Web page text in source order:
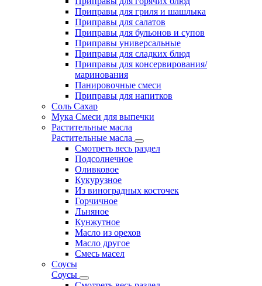
Приправы для гриля и шашлыка
Приправы для салатов
Приправы для бульонов и супов
Приправы универсальные
Приправы для сладких блюд
Приправы для консервирования/
маринования
Панировочные смеси
Приправы для напитков
Соль Сахар
Мука Смеси для выпечки
Растительные масла
Растительные масла
Смотреть весь раздел
Подсолнечное
Оливковое
Кукурузное
Из виноградных косточек
Горчичное
Льняное
Кунжутное
Масло из орехов
Масло другое
Смесь масел
Соусы
Соусы